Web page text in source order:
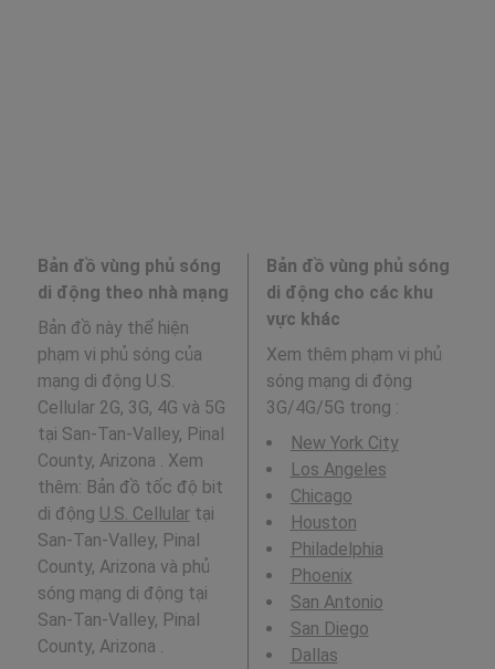
Bản đồ vùng phủ sóng
di động theo nhà mạng
Bản đồ này thể hiện
phạm vi phủ sóng của
mạng di động U.S.
Cellular 2G, 3G, 4G và 5G
tại San-Tan-Valley, Pinal
County, Arizona . Xem
thêm: Bản đồ tốc độ bit
di động U.S. Cellulartại
San-Tan-Valley, Pinal
County, Arizona và phủ
sóng mạng di động tại
San-Tan-Valley, Pinal
County, Arizona .
Bản đồ vùng phủ sóng
di động cho các khu
vực khác
Xem thêm phạm vi phủ
sóng mạng di động
3G/4G/5G trong :
New York City
Los Angeles
Chicago
Houston
Philadelphia
Phoenix
San Antonio
San Diego
Dallas